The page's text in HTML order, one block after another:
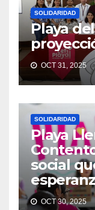
SOLIDARIDAD
Playa
OCT 31, 2025
SOLIDARIDAD
Playa
social
OCT 30, 2025